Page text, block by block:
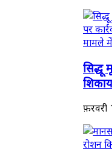
सिद्धू
फ़रवरी